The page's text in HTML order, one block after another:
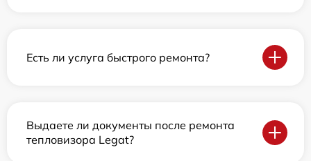
Есть ли услуга быстрого ремонта?
Выдаете ли документы после ремонта
тепловизора Legat?